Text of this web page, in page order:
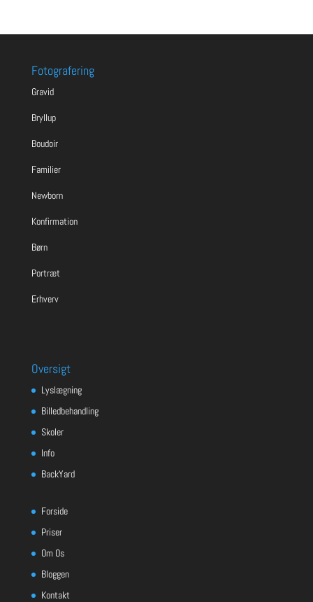
Fotografering
Gravid
Bryllup
Boudoir
Familier
Newborn
Konfirmation
Børn
Portræt
Erhverv
Oversigt
Lyslægning
Billedbehandling
Skoler
Info
BackYard
Forside
Priser
Om Os
Bloggen
Kontakt